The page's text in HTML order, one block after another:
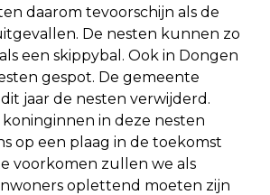
daarom tevoorschijn als de
De nesten kunnen zo
een skippybal. Ook in Dongen
gespot. De gemeente
jaar de nesten verwijderd.
in deze nesten
op een plaag in de toekomst
voorkomen zullen we als
oplettend moeten zijn